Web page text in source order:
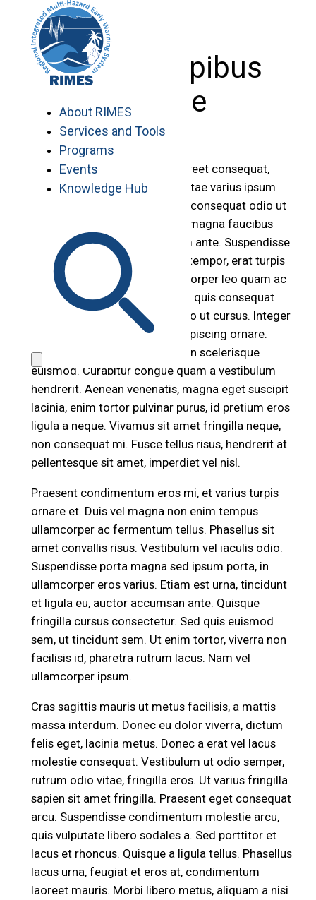
content
About RIMES
Services and Tools
Programs
Events
Knowledge Hub
Donec dapibus
ornare
Etiam dapibus, lectus eget laoreet consequat,
turpis ligula vehicula magna, vitae varius ipsum
enim a lorem. Quisque blandit consequat odio ut
rutrum. Nunc sagittis tellus ut magna faucibus
tincidunt. Integer eget aliquam ante. Suspendisse
molestie, orci et pellentesque tempor, erat turpis
adipiscing massa, vitae ullamcorper leo quam ac
ante. Vivamus id sagittis diam, quis consequat
ligula. Nulla bibendum sed justo ut cursus. Integer
sit amet mauris vitae diam adipiscing ornare.
Curabitur eget purus sed sapien scelerisque
euismod. Curabitur congue quam a vestibulum
hendrerit. Aenean venenatis, magna eget suscipit
lacinia, enim tortor pulvinar purus, id pretium eros
ligula a neque. Vivamus sit amet fringilla neque,
non consequat mi. Fusce tellus risus, hendrerit at
pellentesque sit amet, imperdiet vel nisl.
Praesent condimentum eros mi, et varius turpis
ornare et. Duis vel magna non enim tempus
ullamcorper ac fermentum tellus. Phasellus sit
amet convallis risus. Vestibulum vel iaculis odio.
Suspendisse porta magna sed ipsum porta, in
ullamcorper eros varius. Etiam est urna, tincidunt
et ligula eu, auctor accumsan ante. Quisque
fringilla cursus consectetur. Sed quis euismod
sem, ut tincidunt sem. Ut enim tortor, viverra non
facilisis id, pharetra rutrum lacus. Nam vel
ullamcorper ipsum.
Cras sagittis mauris ut metus facilisis, a mattis
massa interdum. Donec eu dolor viverra, dictum
felis eget, lacinia metus. Donec a erat vel lacus
molestie consequat. Vestibulum ut odio semper,
rutrum odio vitae, fringilla eros. Ut varius fringilla
sapien sit amet fringilla. Praesent eget consequat
arcu. Suspendisse condimentum molestie arcu,
quis vulputate libero sodales a. Sed porttitor et
lacus et rhoncus. Quisque a ligula tellus. Phasellus
lacus urna, feugiat et eros at, condimentum
laoreet mauris. Morbi libero metus, aliquam a nisi